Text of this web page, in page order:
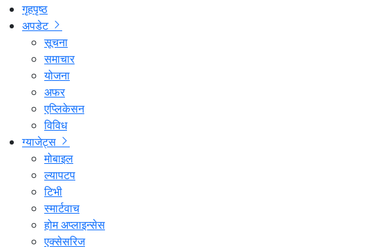
गृहपृष्ठ
अपडेट
सूचना
समाचार
योजना
अफर
एप्लिकेसन
विविध
ग्याजेट्स
मोबाइल
ल्यापटप
टिभी
स्मार्टवाच
होम अप्लाइन्सेस
एक्सेसरिज